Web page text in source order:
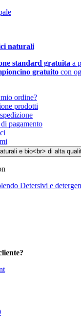
naturali
standard gratuita a
gratuito con
ordine?
prodotti
pagamento
Detersivi e